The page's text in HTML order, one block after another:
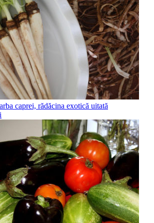
caprei, rădăcina exotică uitată